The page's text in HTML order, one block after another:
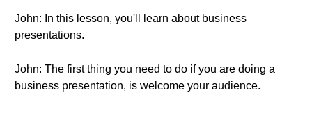
John: In this lesson, you'll learn about business
presentations.
John: The first thing you need to do if you are doing a
business presentation, is welcome your audience.